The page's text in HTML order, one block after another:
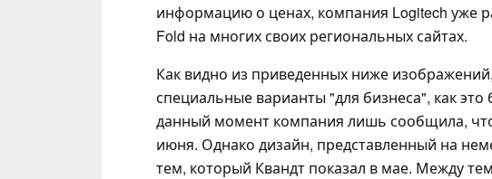
информацию о ценах, компания Logitech уже
Fold на многих своих региональных сайтах.
Как видно из приведенных ниже
специальные варианты "для бизнеса", как это
данный момент компания лишь сообщила,
июня. Однако дизайн, представленный на
тем, который Квандт показал в мае. Между